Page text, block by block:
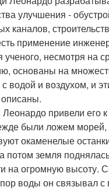
улучшения -
каналов,
применение
ученого, несмотря на
основаны на
водой и воздухом, и
привели его
были ложем морей,
окаменелые
потом земля
на огромную высоту.
воды он связывал с